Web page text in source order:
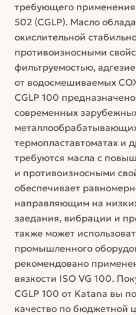
требующего применения
502 (CGLP). Масло
окислительной
противоизносными
фильтруемостью,
от водосмешиваемых
CGLP 100
современных
термопластавтоматах и
требуются масла с
и противоизносными
обеспечивает
направляющим на
заедания, вибрации и
также может
промышленного
рекомендовано
вязкости ISO VG 100.
CGLP 100 от Katana вы
качество по бюджетной